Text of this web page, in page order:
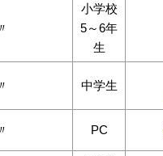
〃
小学校
5～6年
生
〃 中学生
〃 PC